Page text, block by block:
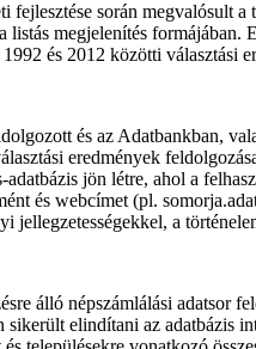
fejlesztése során megvalósult
listás megjelenítés
és 2012 közötti választási
és az Adatbankban,
eredmények
jön létre, ahol a
és webcímet (pl.
jellegzetességekkel, a
álló népszámlálási adatsor
elindítani az adatbázis